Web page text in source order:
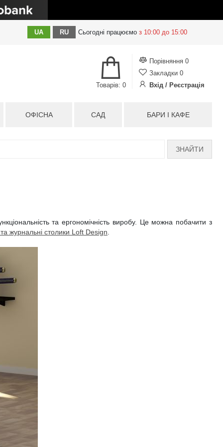
UA RU Сьогодні працюємо з 10:00 до 15:00
Порівняння 0
Закладки 0
Вхід / Реєстрація
Товарів: 0
ОФІСНА САД БАРИ І КАФЕ
ЗНАЙТИ
та ергономічність виробу. Це можна побачити з
журнальні столики Loft Design